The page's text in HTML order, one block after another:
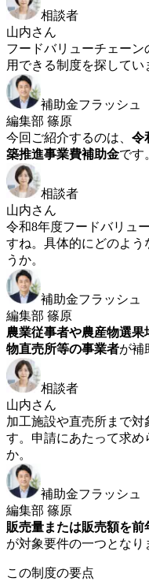
相談者
山内さん
フードバリューチェー
用できる制度を探してい
補助金フラッシュ
編集部 篠原
今回ご紹介するのは、 令
築推進事業費補助金です
相談者
山内さん
令和8年度フードバリュ
すね。具体的にどのよう
うか。
補助金フラッシュ
編集部 篠原
農業従事者や農産物選
物直売所等の事業者が補
相談者
山内さん
加工施設や直売所まで
す。申請にあたって求
か。
補助金フラッシュ
編集部 篠原
販売量または販売額を
が対象要件の一つとなり
この制度の要点